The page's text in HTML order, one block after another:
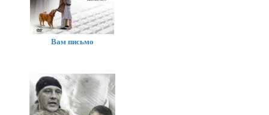
Вам письмо